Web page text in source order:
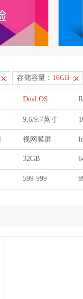
存储容量： 16GB
Dual OS
9.6/9.7英寸
视网膜屏
32GB
599-999